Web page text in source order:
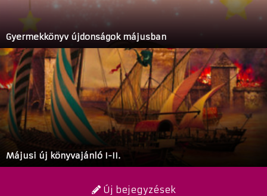
Gyermekkönyv újdonságok májusban
Májusi új könyvajánló I-II.
Új bejegyzések